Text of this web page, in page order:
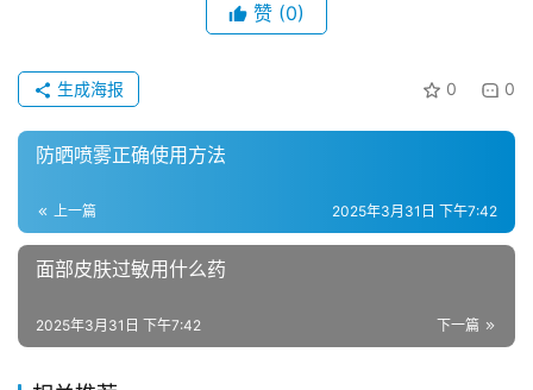
赞 (0)
0 0
生成海报
防晒喷雾正确使用方法
上一篇 2025年3月31日 下午7:42
面部皮肤过敏用什么药
下一篇
2025年3月31日 下午7:42